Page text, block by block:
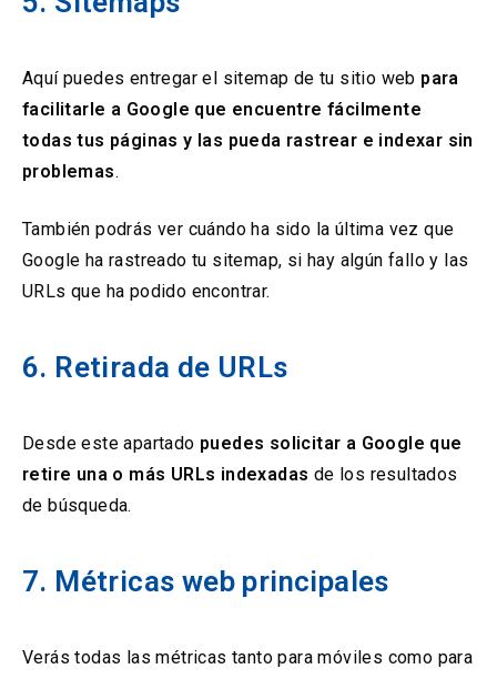
Aquí puedes entregar el sitemap de tu sitio web para
facilitarle a Google que encuentre fácilmente
todas tus páginas y las pueda rastrear e indexar sin
problemas.
También podrás ver cuándo ha sido la última vez que
Google ha rastreado tu sitemap, si hay algún fallo y las
URLs que ha podido encontrar.
6. Retirada de URLs
Desde este apartado puedes solicitar a Google que
retire una o más URLs indexadas de los resultados
de búsqueda.
7. Métricas web principales
Verás todas las métricas tanto para móviles como para